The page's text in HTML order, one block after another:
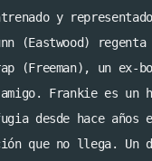
y
(Eastwood) regenta
(Freeman), un ex-
amigo. Frankie es un
desde hace
que no llega.